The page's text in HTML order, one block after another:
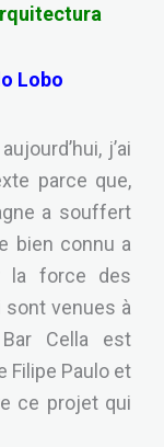
Lobo
j’ai
parce que,
a souffert
bien connu a
la force des
sont venues à
Cella est
Filipe Paulo et
ce projet qui